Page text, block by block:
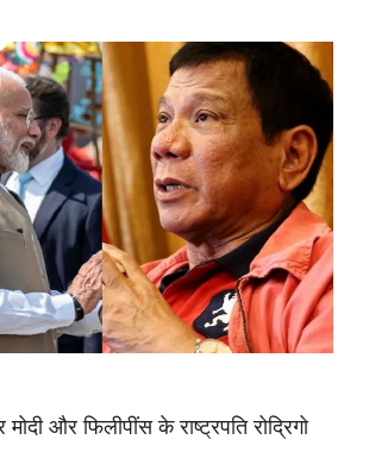
और फिलीपींस के राष्ट्रपति रोद्रिगो